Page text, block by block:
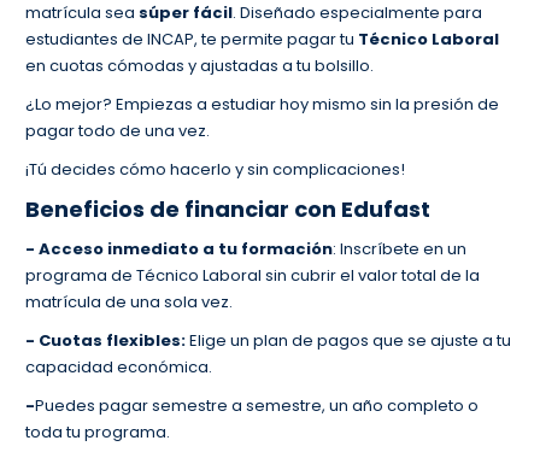
matrícula sea súper fácil. Diseñado especialmente para
estudiantes de INCAP, te permite pagar tu Técnico Laboral
en cuotas cómodas y ajustadas a tu bolsillo.
¿Lo mejor? Empiezas a estudiar hoy mismo sin la presión de
pagar todo de una vez.
¡Tú decides cómo hacerlo y sin complicaciones!
Beneficios de financiar con Edufast
- Acceso inmediato a tu formación: Inscríbete en un
programa de Técnico Laboral sin cubrir el valor total de la
matrícula de una sola vez.
- Cuotas flexibles:Elige un plan de pagos que se ajuste a tu
capacidad económica.
-Puedes pagar semestre a semestre, un año completo o
toda tu programa.